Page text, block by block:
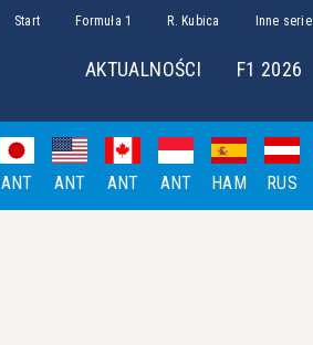
Start Formuła 1 R. Kubica Inne serie
AKTUALNOŚCI F1 2026
ANT ANT ANT ANT HAM RUS